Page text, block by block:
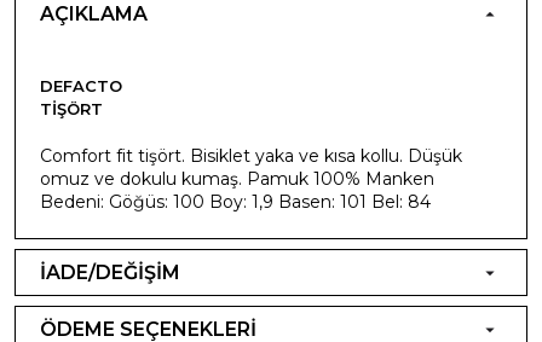
AÇIKLAMA
DEFACTO
TIŞÖRT
Comfort fit tişört. Bisiklet yaka ve kısa kollu. Düşük
omuz ve dokulu kumaş. Pamuk 100% Manken
Bedeni: Göğüs: 100 Boy: 1,9 Basen: 101 Bel: 84
İADE/DEĞİŞİM
ÖDEME SEÇENEKLERİ